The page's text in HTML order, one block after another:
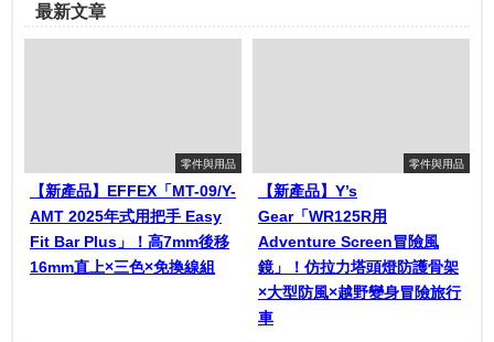
最新文章
零件與用品
【新產品】EFFEX「MT-09/Y-
AMT 2025年式用把手 Easy
Fit Bar Plus」！高7mm後移
16mm直上×三色×免換線組
零件與用品
【新產品】Y’s
Gear「WR125R用
Adventure Screen冒險風
鏡」！仿拉力塔頭燈防護骨架
×大型防風×越野變身冒險旅行
車